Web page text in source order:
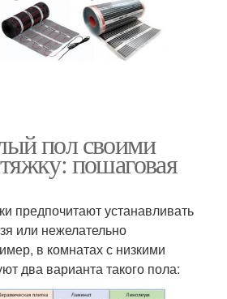
пол своими
пошаговая
предпочитают устанавливать
или нежелательно
в комнатах с низкими
два варианта такого пола: